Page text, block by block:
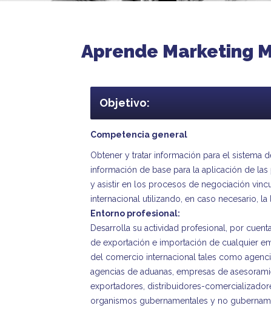
Aprende Marketing
Objetivo:
Competencia general
Obtener y tratar información para el sistema
información de base para la aplicación de
y asistir en los procesos de negociación
internacional utilizando, en caso necesario,
Entorno profesional:
Desarrolla su actividad profesional, por
de exportación e importación de cualquier
del comercio internacional tales como
agencias de aduanas, empresas de
exportadores, distribuidores-
organismos gubernamentales y no